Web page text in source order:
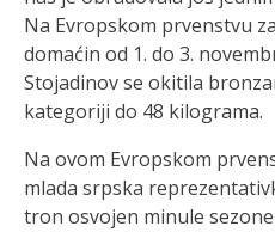
Na Evropskom prvenstvu
domaćin od 1. do 3.
Stojadinov se okitila
kategoriji do 48 kilograma.
Na ovom Evropskom
mlada srpska
tron osvojen minule